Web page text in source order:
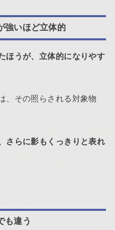
強いほど立体的
ほうが、立体的になりやす
、その照らされる対象物
さらに影もくっきりと表れ
も違う